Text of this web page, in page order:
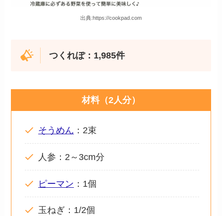
出典:https://cookpad.com
つくれぽ：1,985件
材料（2人分）
そうめん ：2束
人参：2～3cm分
ピーマン ：1個
玉ねぎ：1/2個